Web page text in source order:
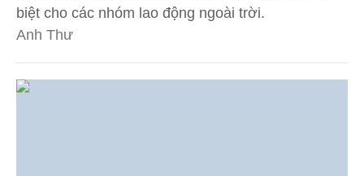
biệt cho các nhóm lao động ngoài trời.
Anh Thư